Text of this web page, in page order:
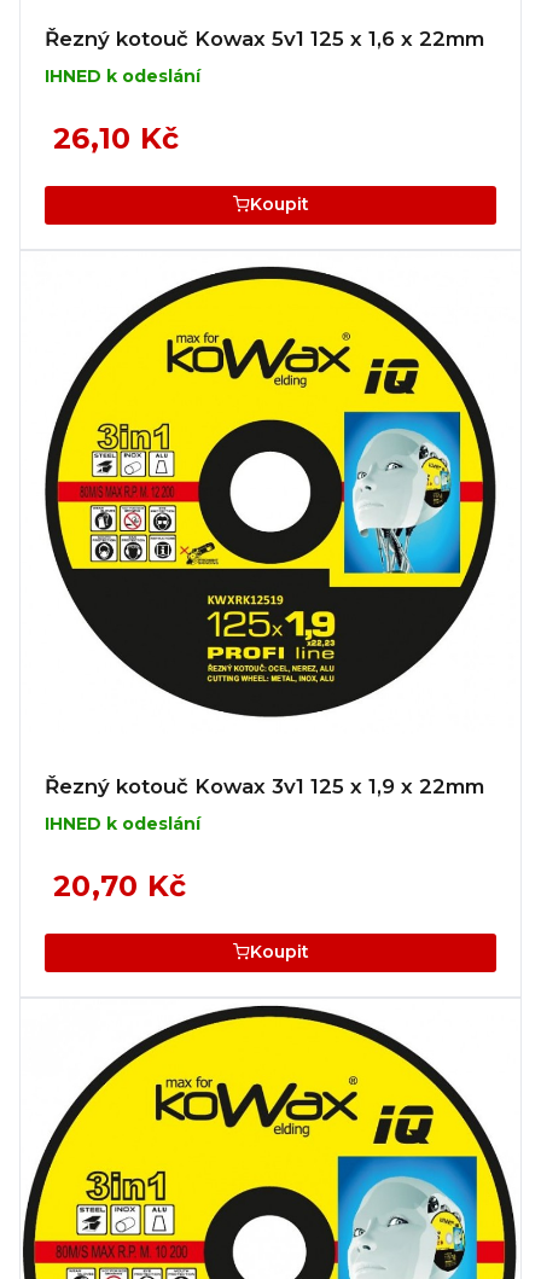
Řezný kotouč Kowax 5v1 125 x 1,6 x 22mm
IHNED k odeslání
26,10 Kč
Koupit
Řezný kotouč Kowax 3v1 125 x 1,9 x 22mm
IHNED k odeslání
20,70 Kč
Koupit